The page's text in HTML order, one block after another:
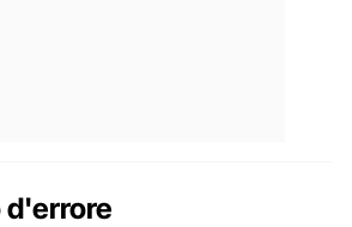
d'errore